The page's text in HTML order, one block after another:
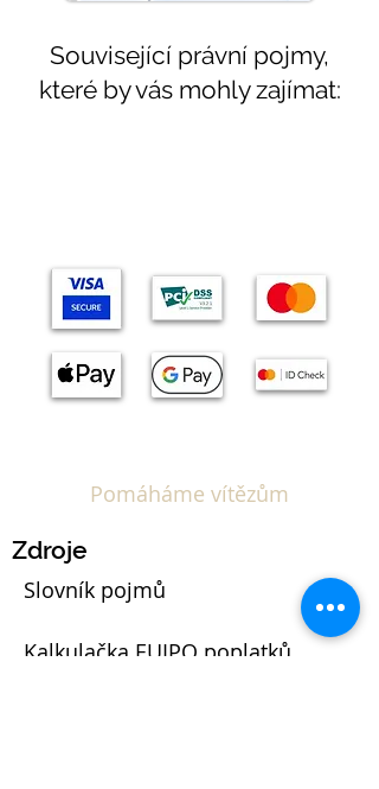
Související právní pojmy,
které by vás mohly zajímat:
Pomáháme vítězům
Zdroje
Slovník pojmů
Kalkulačka EUIPO poplatků